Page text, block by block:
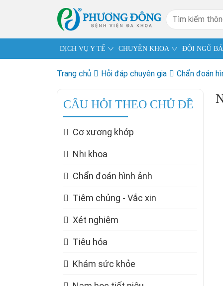
DỊCH VỤ Y TẾ CHUYÊN KHOA ĐỘI NGŨ
Trang chủ Hỏi đáp chuyên gia Chẩn đoán
CÂU HỎI THEO CHỦ ĐỀ
Cơ xương khớp
Nhi khoa
Chẩn đoán hình ảnh
Tiêm chủng - Vắc xin
Xét nghiệm
Tiêu hóa
Khám sức khỏe